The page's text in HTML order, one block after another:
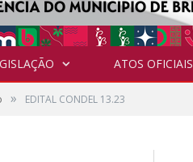
ATOS OFICIAIS
» EDITAL CONDEL 13.23